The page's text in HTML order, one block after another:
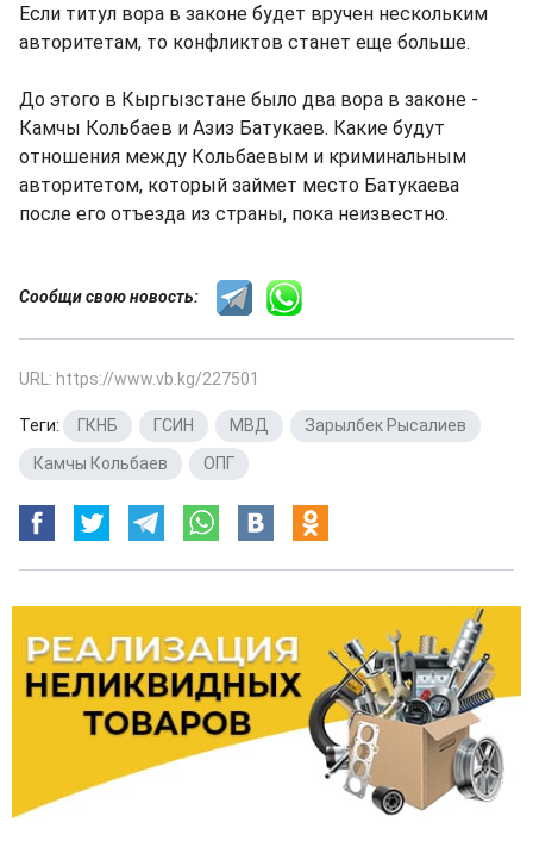
Если титул вора в законе будет вручен нескольким
авторитетам, то конфликтов станет еще больше.
До этого в Кыргызстане было два вора в законе -
Камчы Кольбаев и Азиз Батукаев. Какие будут
отношения между Кольбаевым и криминальным
авторитетом, который займет место Батукаева
после его отъезда из страны, пока неизвестно.
Сообщи свою новость:
URL: https://www.vb.kg/227501
Теги: ГКНБ ГСИН МВД Зарылбек Рысалиев
Камчы Кольбаев
ОПГ